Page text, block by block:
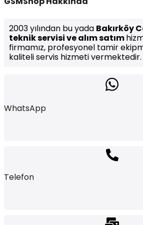
2003 yılından bu yada Bakırköy
teknik servisi ve alım satım
firmamız, profesyonel tamir
kaliteli servis hizmeti vermektedir.
WhatsApp
Telefon